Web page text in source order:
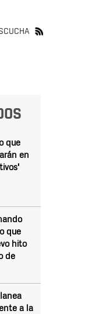
que
en
que
hito
de
a la